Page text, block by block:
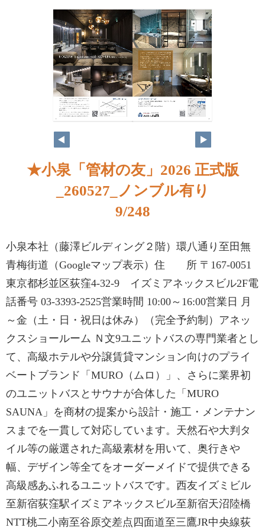
★小泉「管材の友」2026 正式版
_260527_ノンブル有り
9/248
小泉本社（藤澤ビルディング２階）環八通り至田無
青梅街道（Googleマップ表示）住 所 〒167-0051
東京都杉並区荻窪4-32-9 イズミアネックスビル2F電
話番号 03-3393-2525営業時間 10:00～16:00営業日 月
～金（土・日・祝日は休み）（完全予約制）アネッ
クスショールーム Ｎ文9ユニットバスの専門業者とし
て、高級ホテルや分譲賃貸マンション向けのプライ
ベートブランド「MURO（ムロ）」、さらに業界初
のユニットバスとサウナが合体した「MURO
SAUNA」を商材の提案から設計・施工・メンテナン
スまでを一貫して対応しています。天然石や大判タ
イル等の厳選された高級素材を用いて、奥行きや
幅、デザイン等全てをオーダーメイドで提供できる
高級感あふれるユニットバスです。西友イズミビル
至新宿荻窪駅イズミアネックスビル至新宿天沼陸橋
NTT桃二小南至谷原交差点四面道至三鷹JR中央線荻